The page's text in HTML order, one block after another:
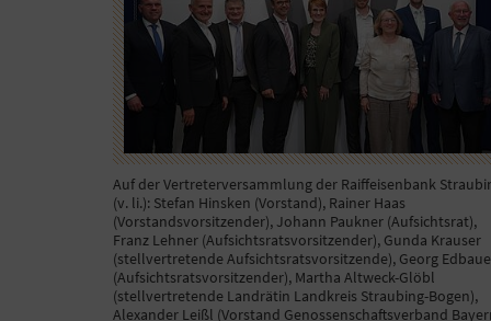
Auf der Vertreterversammlung der Raiffeisenbank
(v. li.): Stefan Hinsken (Vorstand), Rainer Haas
(Vorstandsvorsitzender), Johann Paukner (Aufsichtsrat),
Franz Lehner (Aufsichtsratsvorsitzender), Gunda Krauser
(stellvertretende Aufsichtsratsvorsitzende), Georg
(Aufsichtsratsvorsitzender), Martha Altweck-Glöbl
(stellvertretende Landrätin Landkreis Straubing-Bogen),
Alexander Leißl (Vorstand Genossenschaftsverband